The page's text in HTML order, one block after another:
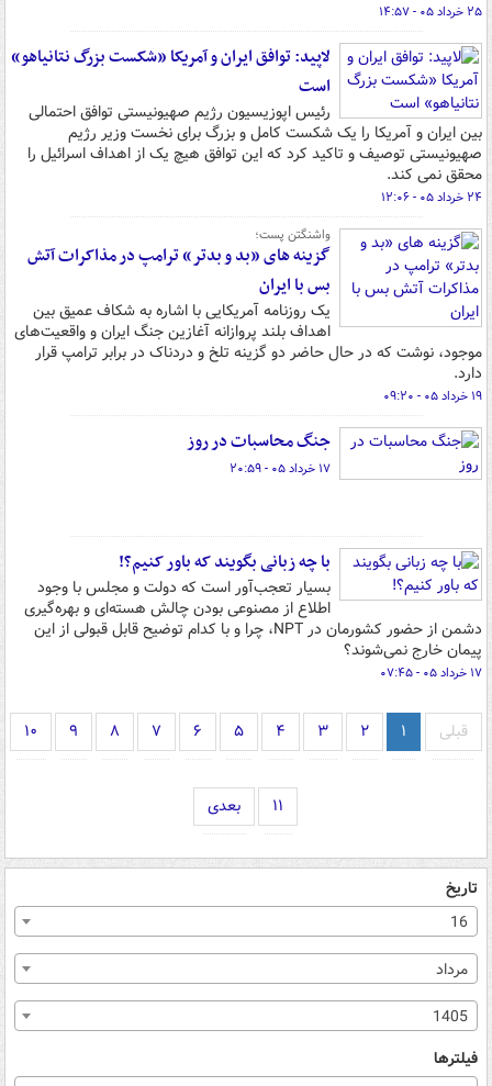
۲۵ خرداد ۰۵ - ۱۴:۵۷
لاپید: توافق ایران و آمریکا «شکست بزرگ نتانیاهو»
است
رئیس اپوزیسیون رژیم صهیونیستی توافق احتمالی
بین ایران و آمریکا را یک شکست کامل و بزرگ برای نخست وزیر رژیم
صهیونیستی توصیف و تاکید کرد که این توافق هیچ یک از اهداف اسرائیل را
محقق نمی کند.
۲۴ خرداد ۰۵ - ۱۲:۰۶
واشنگتن پست؛
گزینه های «بد و بدتر» ترامپ در مذاکرات آتش
بس با ایران
یک روزنامه آمریکایی با اشاره به شکاف عمیق بین
اهداف بلند پروازانه آغازین جنگ ایران و واقعیت‌های
موجود، نوشت که در حال حاضر دو گزینه تلخ و دردناک در برابر ترامپ قرار
دارد.
۱۹ خرداد ۰۵ - ۰۹:۲۰
جنگ محاسبات در روز
۱۷ خرداد ۰۵ - ۲۰:۵۹
با چه زبانی بگویند که باور کنیم؟!
بسیار تعجب‌آور است که دولت و مجلس با وجود
اطلاع از مصنوعی بودن چالش هسته‌ای و بهره‌گیری
دشمن از حضور کشورمان در NPT، چرا و با کدام توضیح قابل قبولی از این
پیمان خارج نمی‌شوند؟
۱۷ خرداد ۰۵ - ۰۷:۴۵
قبلی ۱ ۲ ۳ ۴ ۵ ۶ ۷ ۸ ۹ ۱۰
۱۱ بعدی
تاریخ
16
مرداد
1405
فیلترها